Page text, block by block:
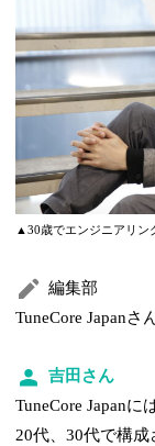
▲30歳でエンジニアリン
編集部
TuneCore Japanさ
吉田さん
TuneCore Japan
20代、30代で構